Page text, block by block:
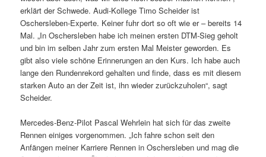
erklärt der Schwede. Audi-Kollege Timo Scheider ist
Oschersleben-Experte. Keiner fuhr dort so oft wie er – bereits 14
Mal. „In Oschersleben habe ich meinen ersten DTM-Sieg geholt
und bin im selben Jahr zum ersten Mal Meister geworden. Es
gibt also viele schöne Erinnerungen an den Kurs. Ich habe auch
lange den Rundenrekord gehalten und finde, dass es mit diesem
starken Auto an der Zeit ist, ihn wieder zurückzuholen“, sagt
Scheider.
Mercedes-Benz-Pilot Pascal Wehrlein hat sich für das zweite
Rennen einiges vorgenommen. „Ich fahre schon seit den
Anfängen meiner Karriere Rennen in Oschersleben und mag die